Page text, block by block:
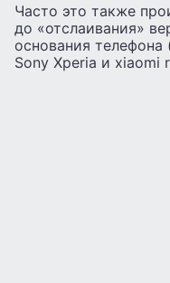
Часто это также
до «отслаивания»
основания телефона
Sony Xperia и xiaomi